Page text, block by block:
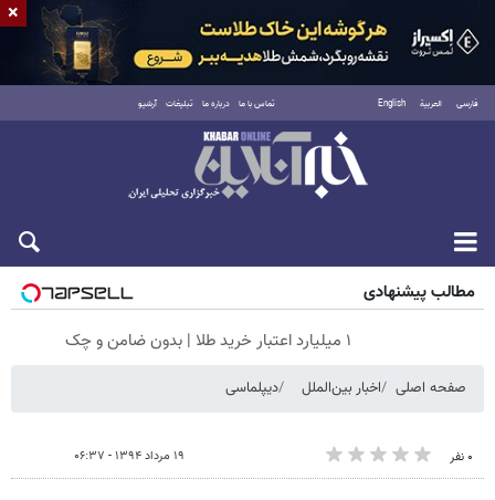
فارسی العربية English تماس با ما درباره ما تبلیغات آرشیو
جمعه ۱۶ مرداد ۱۴۰۵
مطالب پیشنهادی
۱ میلیارد اعتبار خرید طلا | بدون ضامن و چک
صفحه اصلی اخبار بین‌الملل دیپلماسی
۰ نفر ۱۹ مرداد ۱۳۹۴ - ۰۶:۳۷
×